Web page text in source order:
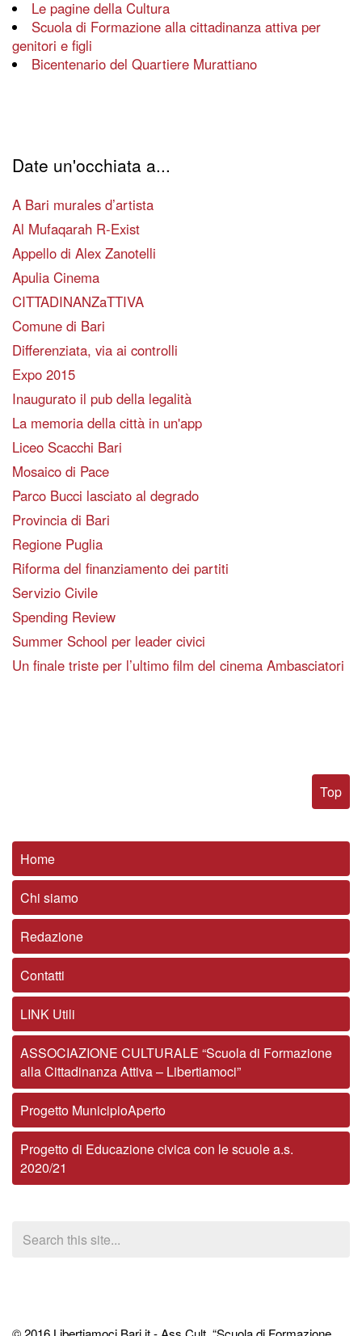
Le pagine della Cultura
Scuola di Formazione alla cittadinanza attiva per
genitori e figli
Bicentenario del Quartiere Murattiano
Date un'occhiata a...
A Bari murales d’artista
Al Mufaqarah R-Exist
Appello di Alex Zanotelli
Apulia Cinema
CITTADINANZaTTIVA
Comune di Bari
Differenziata, via ai controlli
Expo 2015
Inaugurato il pub della legalità
La memoria della città in un'app
Liceo Scacchi Bari
Mosaico di Pace
Parco Bucci lasciato al degrado
Provincia di Bari
Regione Puglia
Riforma del finanziamento dei partiti
Servizio Civile
Spending Review
Summer School per leader civici
Un finale triste per l’ultimo film del cinema Ambasciatori
Top
Home
Chi siamo
Redazione
Contatti
LINK Utili
ASSOCIAZIONE CULTURALE “Scuola di Formazione
alla Cittadinanza Attiva – Libertiamoci”
Progetto MunicipioAperto
Progetto di Educazione civica con le scuole a.s.
2020/21